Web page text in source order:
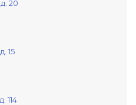
20
15
114